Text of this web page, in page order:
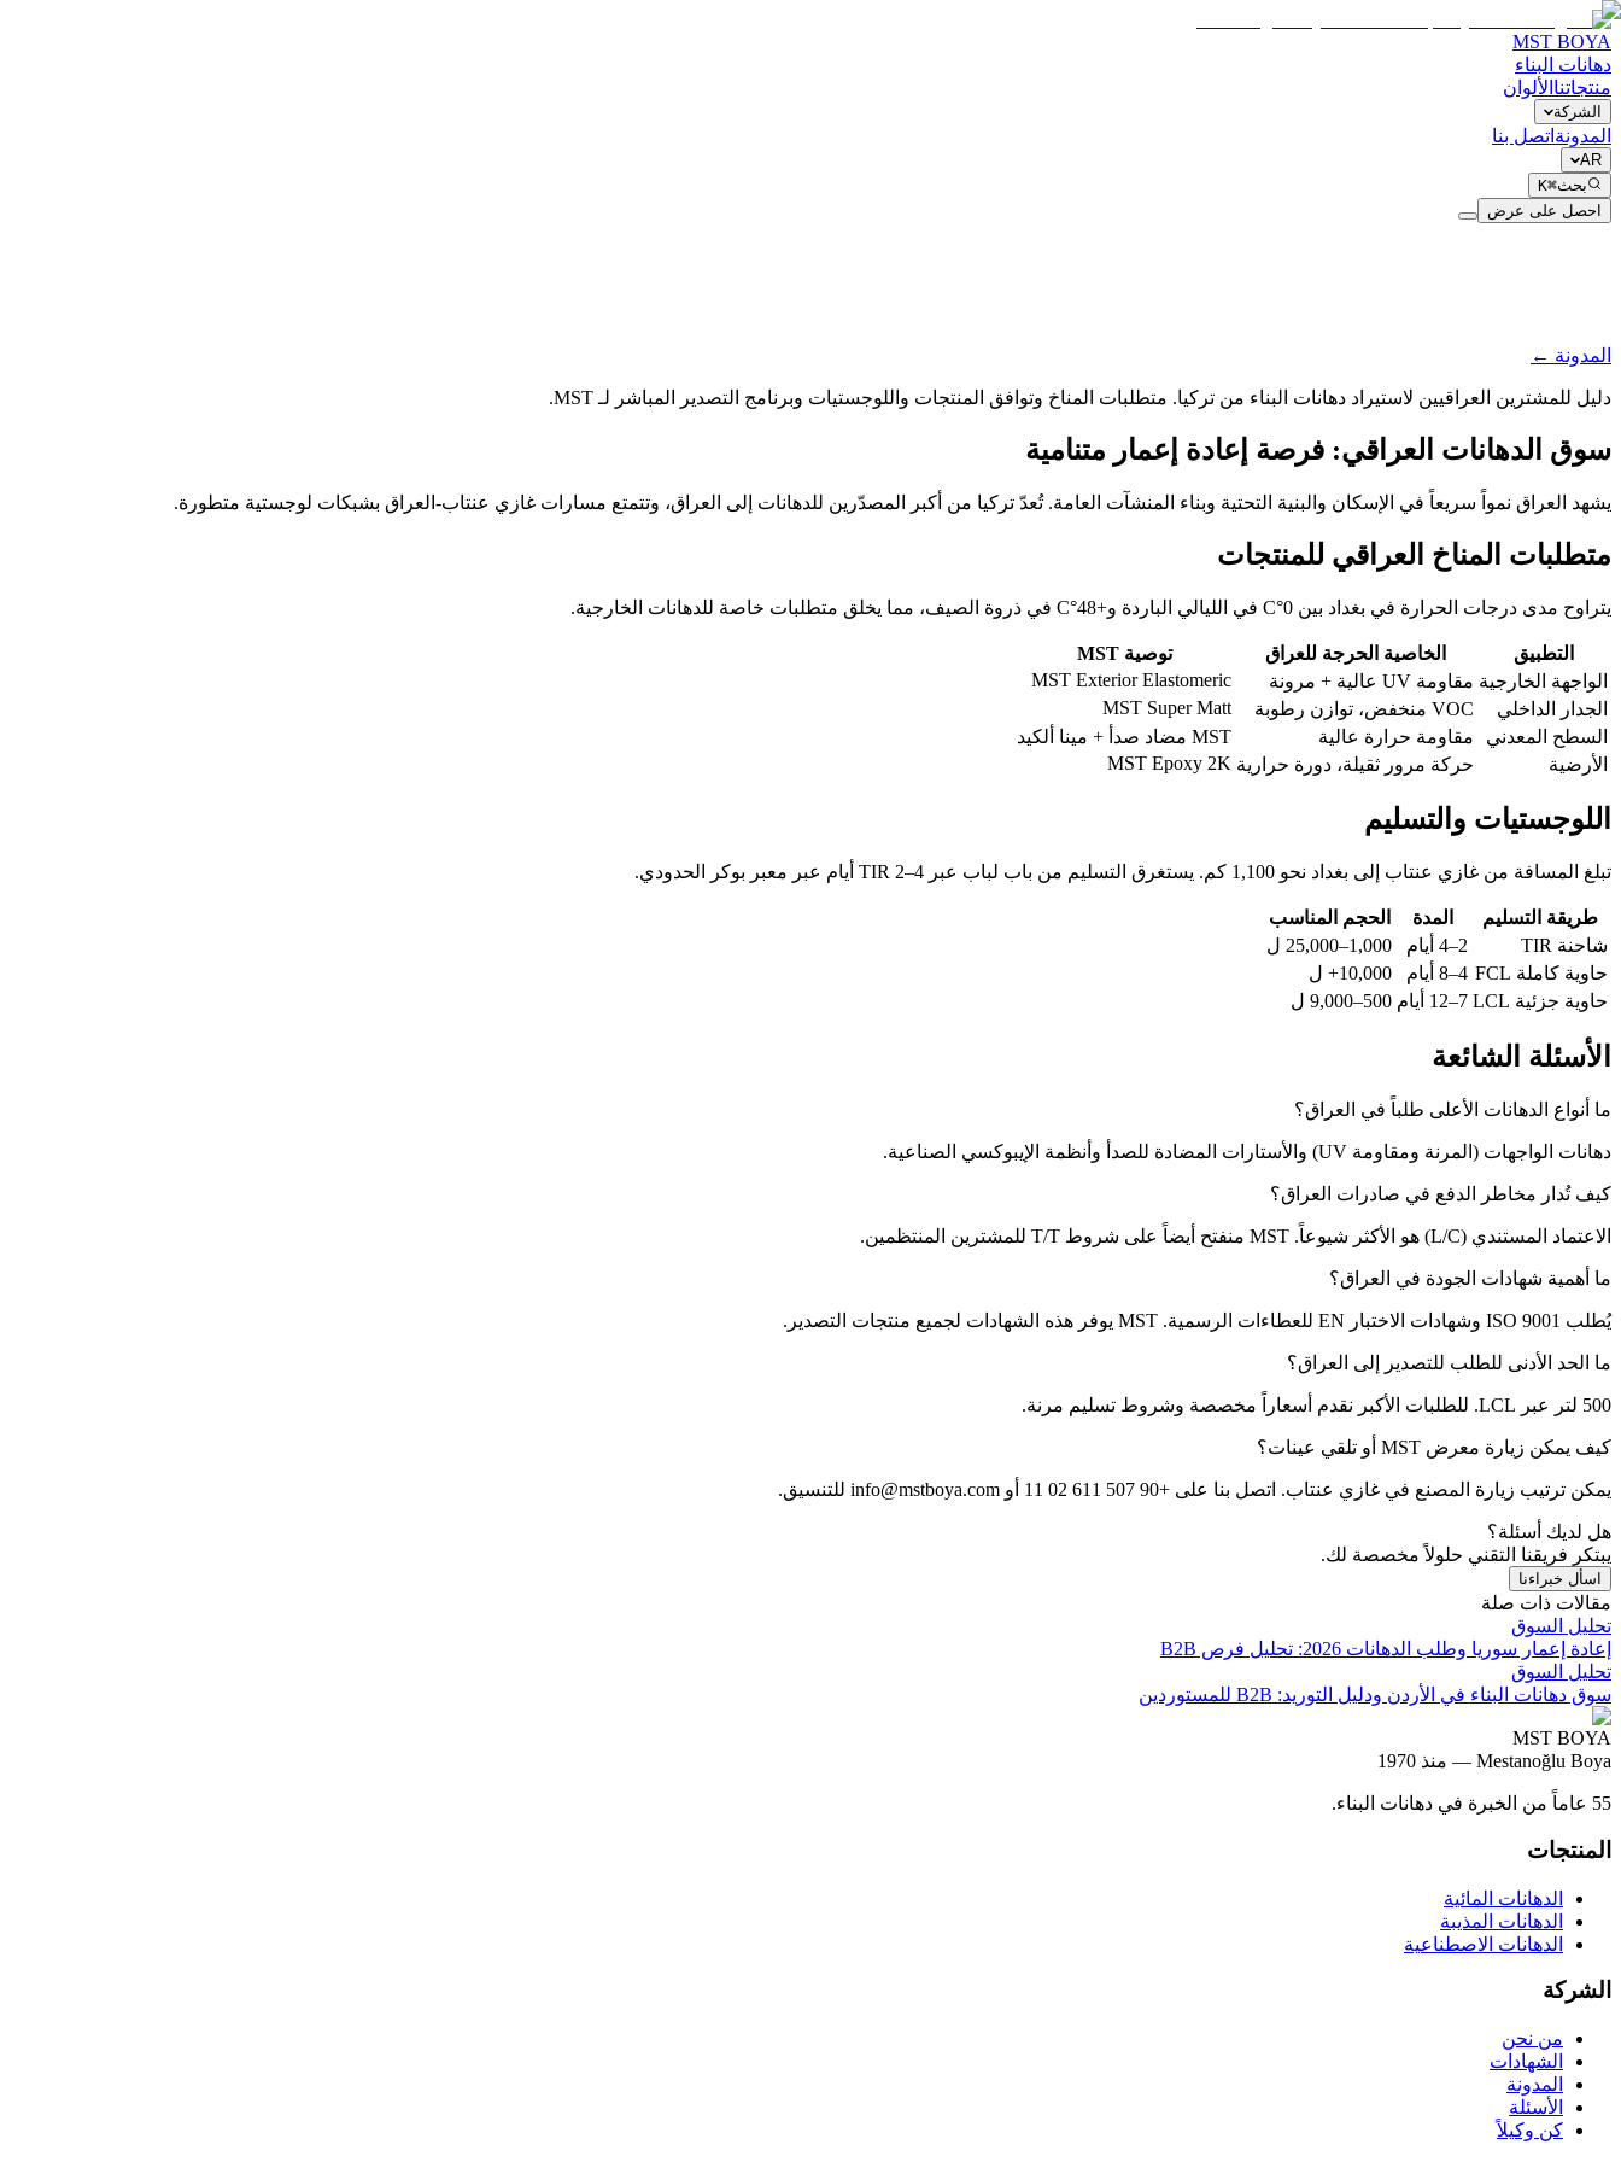
MST BOYA
دهانات البناء
منتجاتنا الألوان
الشركة
المدونة اتصل بنا
AR
بحث⌘K
احصل على عرض
المدونة ←
دليل للمشترين العراقيين لاستيراد دهانات البناء من تركيا. متطلبات المناخ وتوافق المنتجات واللوجستيات وبرنامج التصدير المباشر لـ MST.
سوق الدهانات العراقي: فرصة إعادة إعمار متنامية
يشهد العراق نمواً سريعاً في الإسكان والبنية التحتية وبناء المنشآت العامة. تُعدّ تركيا من أكبر المصدّرين للدهانات إلى العراق، وتتمتع مسارات غازي عنتاب-العراق بشبكات لوجستية متطورة.
متطلبات المناخ العراقي للمنتجات
يتراوح مدى درجات الحرارة في بغداد بين 0°C في الليالي الباردة و+48°C في ذروة الصيف، مما يخلق متطلبات خاصة للدهانات الخارجية.
التطبيق الخاصية الحرجة للعراق
توصية MST
الواجهة الخارجية مقاومة UV عالية + مرونة
MST Exterior Elastomeric
الجدار الداخلي
VOC منخفض، توازن رطوبة
MST Super Matt
السطح المعدني
مقاومة حرارة عالية
MST مضاد صدأ + مينا ألكيد
الأرضية
حركة مرور ثقيلة، دورة حرارية MST Epoxy 2K
اللوجستيات والتسليم
تبلغ المسافة من غازي عنتاب إلى بغداد نحو 1,100 كم. يستغرق التسليم من باب لباب عبر TIR 2–4 أيام عبر معبر بوكر الحدودي.
طريقة التسليم المدة
الحجم المناسب
شاحنة TIR
2–4 أيام
1,000–25,000 ل
حاوية كاملة FCL
4–8 أيام
10,000+ ل
حاوية جزئية LCL
7–12 أيام 500–9,000 ل
الأسئلة الشائعة
ما أنواع الدهانات الأعلى طلباً في العراق؟
دهانات الواجهات (المرنة ومقاومة UV) والأستارات المضادة للصدأ وأنظمة الإيبوكسي الصناعية.
كيف تُدار مخاطر الدفع في صادرات العراق؟
الاعتماد المستندي (L/C) هو الأكثر شيوعاً. MST منفتح أيضاً على شروط T/T للمشترين المنتظمين.
ما أهمية شهادات الجودة في العراق؟
يُطلب ISO 9001 وشهادات الاختبار EN للعطاءات الرسمية. MST يوفر هذه الشهادات لجميع منتجات التصدير.
ما الحد الأدنى للطلب للتصدير إلى العراق؟
500 لتر عبر LCL. للطلبات الأكبر نقدم أسعاراً مخصصة وشروط تسليم مرنة.
كيف يمكن زيارة معرض MST أو تلقي عينات؟
يمكن ترتيب زيارة المصنع في غازي عنتاب. اتصل بنا على +90 507 611 02 11 أو info@mstboya.com للتنسيق.
هل لديك أسئلة؟
يبتكر فريقنا التقني حلولاً مخصصة لك.
اسأل خبراءنا
مقالات ذات صلة
تحليل السوق
إعادة إعمار سوريا وطلب الدهانات 2026: تحليل فرص B2B
تحليل السوق
سوق دهانات البناء في الأردن ودليل التوريد: B2B للمستوردين
MST BOYA
Mestanoğlu Boya —
منذ 1970
55 عاماً من الخبرة في دهانات البناء.
المنتجات
الدهانات المائية
الدهانات المذيبة
الدهانات الاصطناعية
الشركة
من نحن
الشهادات
المدونة
الأسئلة
كن وكيلاً